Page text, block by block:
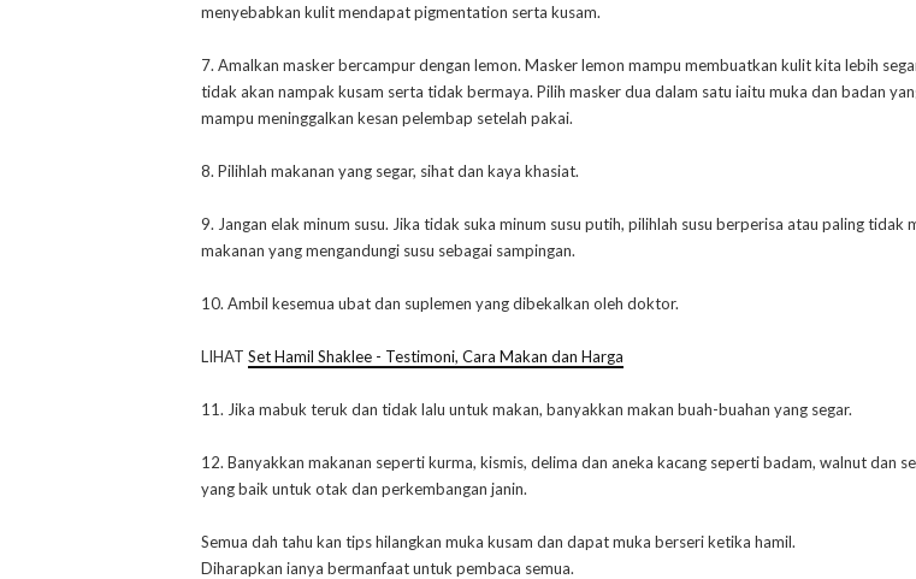
menyebabkan kulit mendapat pigmentation serta kusam.
7. Amalkan masker bercampur dengan lemon. Masker lemon mampu membuatkan kulit kita lebih
tidak akan nampak kusam serta tidak bermaya. Pilih masker dua dalam satu iaitu muka dan badan
mampu meninggalkan kesan pelembap setelah pakai.
8. Pilihlah makanan yang segar, sihat dan kaya khasiat.
9. Jangan elak minum susu. Jika tidak suka minum susu putih, pilihlah susu berperisa atau paling tidak
makanan yang mengandungi susu sebagai sampingan.
10. Ambil kesemua ubat dan suplemen yang dibekalkan oleh doktor.
LIHAT Set Hamil Shaklee - Testimoni, Cara Makan dan Harga
11. Jika mabuk teruk dan tidak lalu untuk makan, banyakkan makan buah-buahan yang segar.
12. Banyakkan makanan seperti kurma, kismis, delima dan aneka kacang seperti badam, walnut dan
yang baik untuk otak dan perkembangan janin.
Semua dah tahu kan tips hilangkan muka kusam dan dapat muka berseri ketika hamil.
Diharapkan ianya bermanfaat untuk pembaca semua.